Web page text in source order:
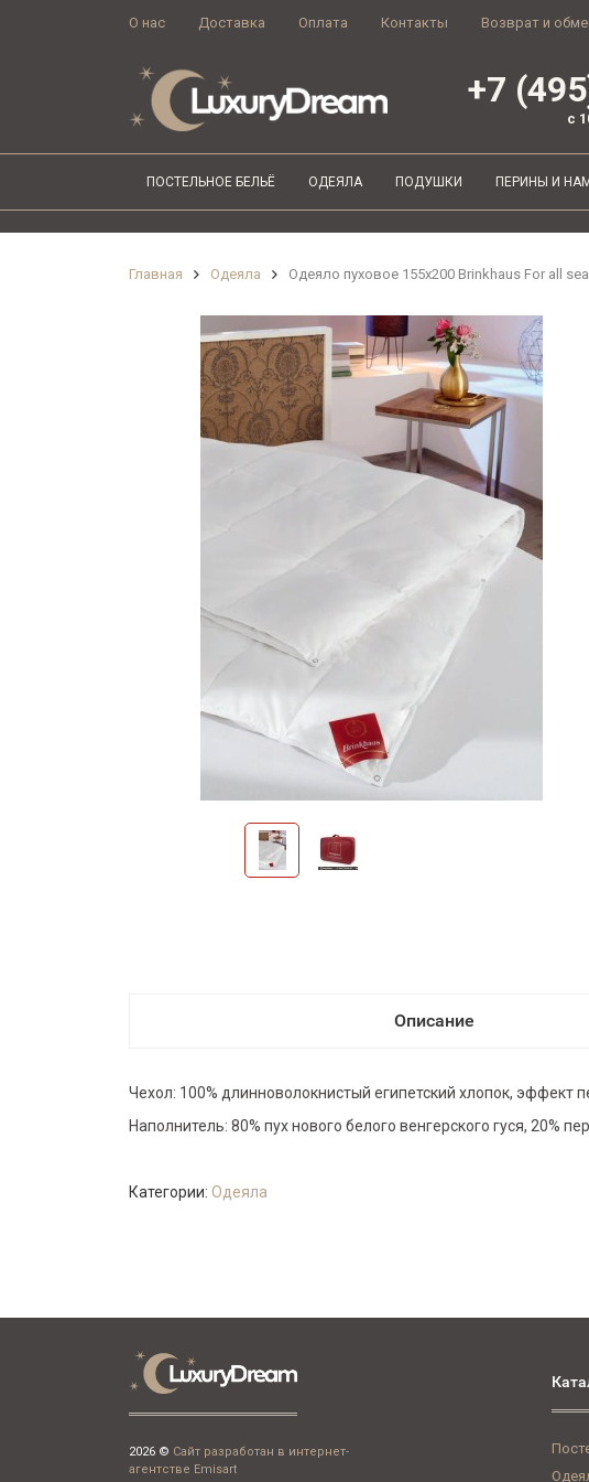
О нас Доставка Оплата Контакты Возврат и
+7
с
ПОСТЕЛЬНОЕ БЕЛЬЁ ОДЕЯЛА ПОДУШКИ ПЕРИНЫ И
Главная Одеяла Одеяло пуховое 155х200 Brinkhaus For all
Описание
Чехол: 100% длинноволокнистый египетский хлопок, эффект
Наполнитель: 80% пух нового белого венгерского гуся, 20%
Категории: Одеяла
2026 © Сайт разработан в интернет-
агентстве Emisart